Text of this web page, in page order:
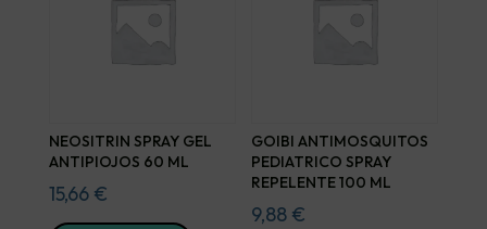
NEOSITRIN SPRAY GEL
ANTIPIOJOS 60 ML
15,66 €
GOIBI ANTIMOSQUITOS
PEDIATRICO SPRAY
REPELENTE 100 ML
9,88 €